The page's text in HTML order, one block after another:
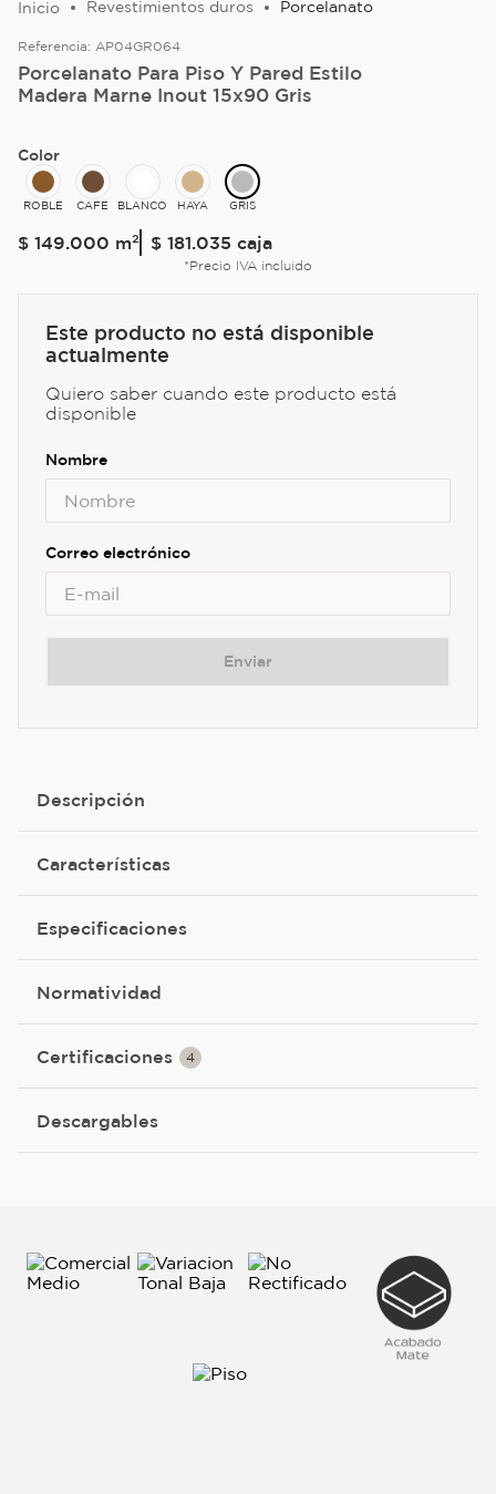
Revestimientos duros Porcelanato
Referencia: AP04GR064
Porcelanato Para Piso Y Pared Estilo
Madera Marne Inout 15x90 Gris
Color
ROBLE CAFE BLANCO HAYA GRIS
$ 149.000 m² $ 181.035 caja
*Precio IVA incluido
Este producto no está disponible
actualmente
Quiero saber cuando este producto está
disponible
Enviar
Descripción
Características
Especificaciones
Normatividad
Certificaciones 4
Descargables